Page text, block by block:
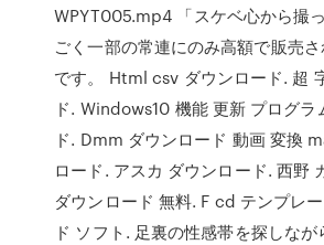
WPYT005.mp4 「スケベ心から撮
ごく一部の常連にのみ高額で販売
です。 Html csv ダウンロード. 超
ド. Windows10 機能 更新 プログラ
ド. Dmm ダウンロード 動画 変換
ロード. アスカ ダウンロード. 西野
ダウンロード 無料. F cd テンプレ
ド ソフト. 足裏の性感帯を探しな